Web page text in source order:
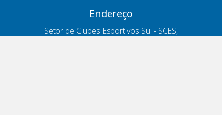
Endereço
Setor de Clubes Esportivos Sul - SCES,